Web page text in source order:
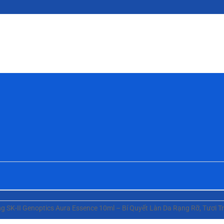
SK-II Genoptics Aura Essence 10ml – Bí Quyết Làn Da Rạng Rỡ, Tươi